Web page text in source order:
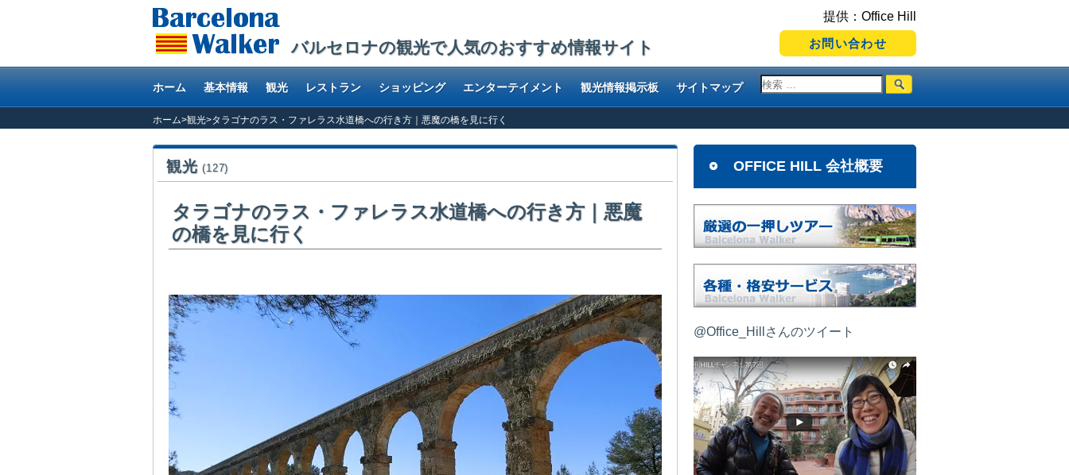
バルセロナの観光で人気のおすすめ情報サイト
提供：Office Hill
お問い合わせ
ホーム 基本情報 観光 レストラン ショッピング エンターテイメント 観光情報掲示板 サイトマップ
ホーム>観光>タラゴナのラス・ファレラス水道橋への行き方｜悪魔の橋を見に行く
観光(127)
タラゴナのラス・ファレラス水道橋への行き方｜悪魔
の橋を見に行く
OFFICE HILL 会社概要
@Office_Hillさんのツイート